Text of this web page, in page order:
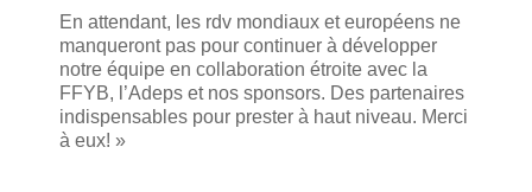
En attendant, les rdv mondiaux et européens ne
manqueront pas pour continuer à développer
notre équipe en collaboration étroite avec la
FFYB, l’Adeps et nos sponsors. Des partenaires
indispensables pour prester à haut niveau. Merci
à eux! »